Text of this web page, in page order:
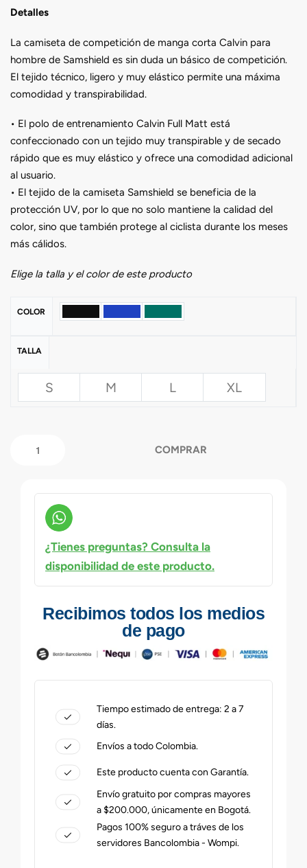
Detalles
La camiseta de competición de manga corta Calvin para
hombre de Samshield es sin duda un básico de competición.
El tejido técnico, ligero y muy elástico permite una máxima
comodidad y transpirabilidad.
• El polo de entrenamiento Calvin Full Matt está
confeccionado con un tejido muy transpirable y de secado
rápido que es muy elástico y ofrece una comodidad adicional
al usuario.
• El tejido de la camiseta Samshield se beneficia de la
protección UV, por lo que no solo mantiene la calidad del
color, sino que también protege al ciclista durante los meses
más cálidos.
Elige la talla y el color de este producto
COLOR
TALLA
S M L XL
COMPRAR
¿Tienes preguntas? Consulta la
disponibilidad de este producto.
Recibimos todos los medios
de pago
Tiempo estimado de entrega: 2 a 7
días.
Envíos a todo Colombia.
Este producto cuenta con Garantía.
Envío gratuito por compras mayores
a $200.000, únicamente en Bogotá.
Pagos 100% seguro a tráves de los
servidores Bancolombia - Wompi.